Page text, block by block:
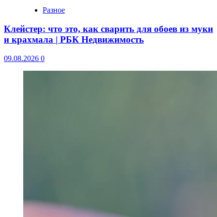
Разное
Клейстер: что это, как сварить для обоев из муки
и крахмала | РБК Недвижимость
09.08.2026 0